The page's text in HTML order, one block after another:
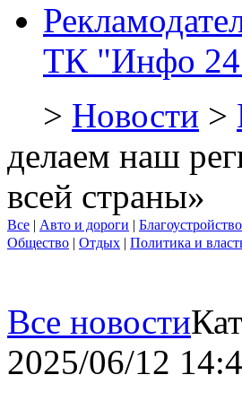
ТК "Инфо
> Новости >
делаем наш
всей страны»
Все | Авто и дороги | Благоустройство
Общество | Отдых | Политика и
Все новости
2025/06/12